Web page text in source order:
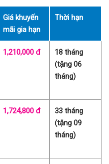
Giá khuyến
mãi gia hạn
Thời hạn
1,210,000 đ
18 tháng
(tặng 06
tháng)
1,724,800 đ
33 tháng
(tặng 09
tháng)